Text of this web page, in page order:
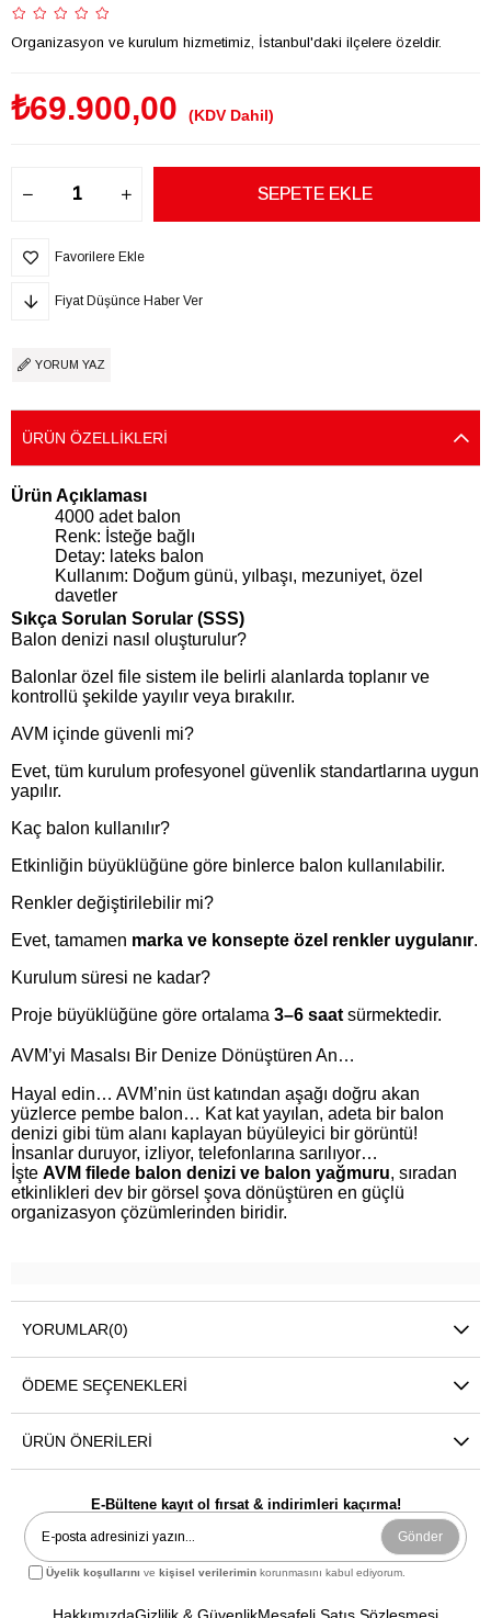
Organizasyon ve kurulum hizmetimiz, İstanbul'daki ilçelere özeldir.
₺69.900,00 (KDV Dahil)
Favorilere Ekle
Fiyat Düşünce Haber Ver
YORUM YAZ
ÜRÜN ÖZELLIKLERI
Ürün Açıklaması
4000 adet balon
Renk: İsteğe bağlı
Detay: lateks balon
Kullanım: Doğum günü, yılbaşı, mezuniyet, özel
davetler
Sıkça Sorulan Sorular (SSS)
Balon denizi nasıl oluşturulur?
Balonlar özel file sistem ile belirli alanlarda toplanır ve
kontrollü şekilde yayılır veya bırakılır.
AVM içinde güvenli mi?
Evet, tüm kurulum profesyonel güvenlik standartlarına uygun
yapılır.
Kaç balon kullanılır?
Etkinliğin büyüklüğüne göre binlerce balon kullanılabilir.
Renkler değiştirilebilir mi?
Evet, tamamen marka ve konsepte özel renkler uygulanır.
Kurulum süresi ne kadar?
Proje büyüklüğüne göre ortalama 3–6 saatsürmektedir.
AVM’yi Masalsı Bir Denize Dönüştüren An…
Hayal edin… AVM’nin üst katından aşağı doğru akan
yüzlerce pembe balon… Kat kat yayılan, adeta bir balon
denizi gibi tüm alanı kaplayan büyüleyici bir görüntü!
İnsanlar duruyor, izliyor, telefonlarına sarılıyor…
İşte AVM filede balon denizi ve balon yağmuru, sıradan
etkinlikleri dev bir görsel şova dönüştüren en güçlü
organizasyon çözümlerinden biridir.
YORUMLAR(0)
ÖDEME SEÇENEKLERI
ÜRÜN ÖNERILERI
E-Bültene kayıt ol fırsat & indirimleri kaçırma!
Gönder
Üyelik koşullarını ve kişisel verilerimin korunmasını kabul ediyorum.